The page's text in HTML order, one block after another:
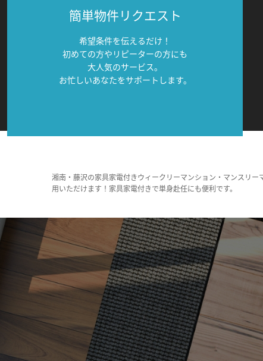
簡単物件リクエスト
希望条件を伝えるだけ！
初めての方やリピーターの方にも
大人気のサービス。
お忙しいあなたをサポートします。
湘南・藤沢の家具家電付きウィークリーマンション・マンスリ
用いただけます！家具家電付きで単身赴任にも便利です。